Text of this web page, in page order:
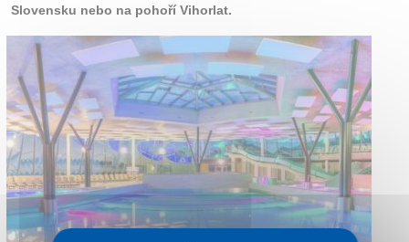
Atrakce
O nás
Kontakt
Slovensku nebo na pohoří Vihorlat.